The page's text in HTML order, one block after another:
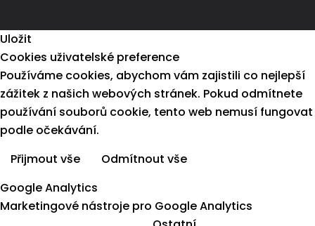
Uložit
Cookies uživatelské preference
Používáme cookies, abychom vám zajistili co nejlepší
zážitek z našich webových stránek. Pokud odmítnete
používání souborů cookie, tento web nemusí fungovat
podle očekávání.
Přijmout vše
Odmítnout vše
Google Analytics
Marketingové nástroje pro Google Analytics